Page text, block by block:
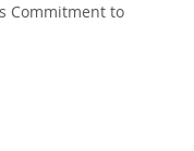
Commitment to